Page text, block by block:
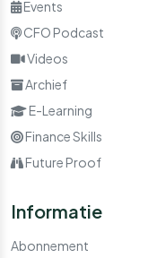
Events
CFO Podcast
Videos
Archief
E-Learning
Finance Skills
Future Proof
Informatie
Abonnement